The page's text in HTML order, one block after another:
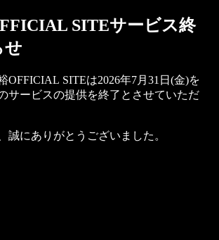
SITEサービス終
せ
OFFICIAL SITEは2026年7月31日(金)を
サービスの提供を終了とさせていただ
誠にありがとうございました。